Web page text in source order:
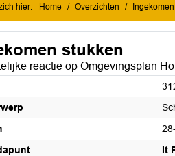
hier: Home Overzichten
stukken
reactie op Omgevingsplan
It